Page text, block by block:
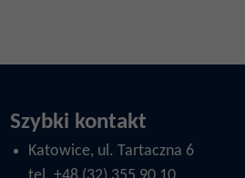
Szybki kontakt
Katowice, ul. Tartaczna 6